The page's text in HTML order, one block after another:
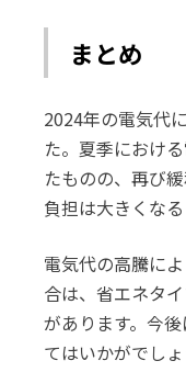
まとめ
2024年の電気代
た。夏季におけ
たものの、再び
負担は大きくなる
電気代の高騰に
合は、省エネタ
があります。今
てはいかがでしょ